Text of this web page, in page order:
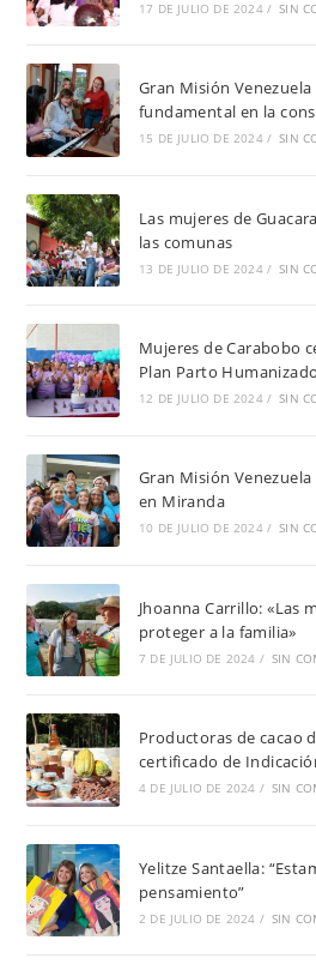
17 DE JULIO DE 2024 / SIN
Gran Misión
fundamental en la
15 DE JULIO DE 2024 / SIN
Las mujeres de
las comunas
13 DE JULIO DE 2024 / SIN
Mujeres de Carabobo
Plan Parto Humanizado
12 DE JULIO DE 2024 / SIN
Gran Misión
en Miranda
10 DE JULIO DE 2024 / SIN
Jhoanna Carrillo: «Las
proteger a la familia»
7 DE JULIO DE 2024 / SIN
Productoras de cacao
certificado de
4 DE JULIO DE 2024 / SIN
Yelitze Santaella:
pensamiento”
2 DE JULIO DE 2024 / SIN